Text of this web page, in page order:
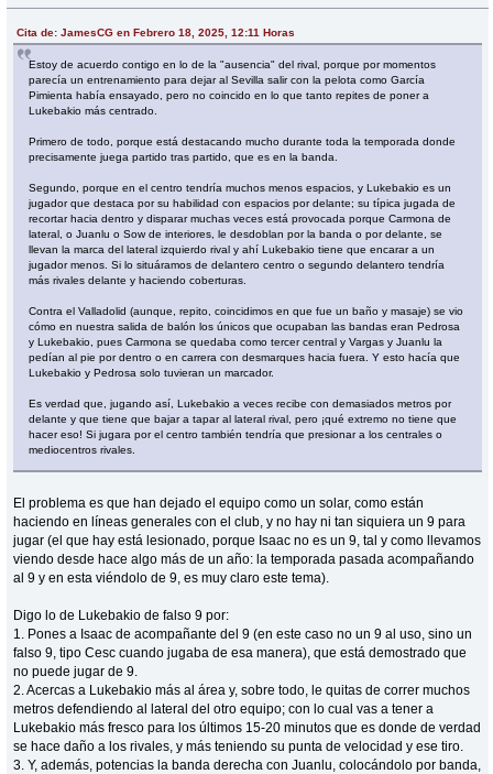
Cita de: JamesCG en Febrero 18, 2025, 12:11 Horas
Estoy de acuerdo contigo en lo de la "ausencia" del rival, porque por momentos
parecía un entrenamiento para dejar al Sevilla salir con la pelota como García
Pimienta había ensayado, pero no coincido en lo que tanto repites de poner a
Lukebakio más centrado.
Primero de todo, porque está destacando mucho durante toda la temporada donde
precisamente juega partido tras partido, que es en la banda.
Segundo, porque en el centro tendría muchos menos espacios, y Lukebakio es un
jugador que destaca por su habilidad con espacios por delante; su típica jugada de
recortar hacia dentro y disparar muchas veces está provocada porque Carmona de
lateral, o Juanlu o Sow de interiores, le desdoblan por la banda o por delante, se
llevan la marca del lateral izquierdo rival y ahí Lukebakio tiene que encarar a un
jugador menos. Si lo situáramos de delantero centro o segundo delantero tendría
más rivales delante y haciendo coberturas.
Contra el Valladolid (aunque, repito, coincidimos en que fue un baño y masaje) se vio
cómo en nuestra salida de balón los únicos que ocupaban las bandas eran Pedrosa
y Lukebakio, pues Carmona se quedaba como tercer central y Vargas y Juanlu la
pedían al pie por dentro o en carrera con desmarques hacia fuera. Y esto hacía que
Lukebakio y Pedrosa solo tuvieran un marcador.
Es verdad que, jugando así, Lukebakio a veces recibe con demasiados metros por
delante y que tiene que bajar a tapar al lateral rival, pero ¡qué extremo no tiene que
hacer eso! Si jugara por el centro también tendría que presionar a los centrales o
mediocentros rivales.
El problema es que han dejado el equipo como un solar, como están
haciendo en líneas generales con el club, y no hay ni tan siquiera un 9 para
jugar (el que hay está lesionado, porque Isaac no es un 9, tal y como llevamos
viendo desde hace algo más de un año: la temporada pasada acompañando
al 9 y en esta viéndolo de 9, es muy claro este tema).
Digo lo de Lukebakio de falso 9 por:
1. Pones a Isaac de acompañante del 9 (en este caso no un 9 al uso, sino un
falso 9, tipo Cesc cuando jugaba de esa manera), que está demostrado que
no puede jugar de 9.
2. Acercas a Lukebakio más al área y, sobre todo, le quitas de correr muchos
metros defendiendo al lateral del otro equipo; con lo cual vas a tener a
Lukebakio más fresco para los últimos 15-20 minutos que es donde de verdad
se hace daño a los rivales, y más teniendo su punta de velocidad y ese tiro.
3. Y, además, potencias la banda derecha con Juanlu, colocándolo por banda,